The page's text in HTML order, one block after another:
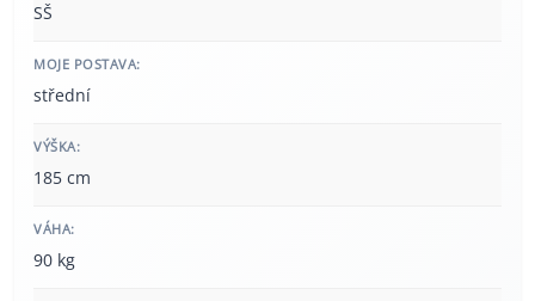
SŠ
MOJE POSTAVA:
střední
VÝŠKA:
185 cm
VÁHA:
90 kg